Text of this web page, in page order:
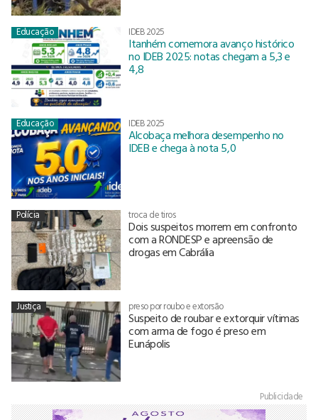
Educação IDEB 2025
Itanhém comemora avanço histórico
no IDEB 2025: notas chegam a 5,3 e
4,8
Educação IDEB 2025
Alcobaça melhora desempenho no
IDEB e chega à nota 5,0
Polícia troca de tiros
Dois suspeitos morrem em confronto
com a RONDESP e apreensão de
drogas em Cabrália
Justiça preso por roubo e extorsão
Suspeito de roubar e extorquir vítimas
com arma de fogo é preso em
Eunápolis
Publicidade